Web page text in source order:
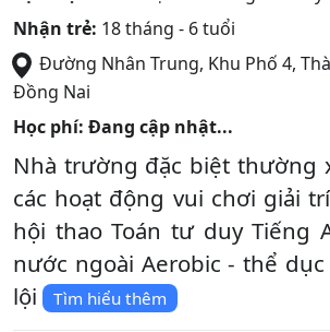
Nhận trẻ: 18 tháng - 6 tuổi
Đường Nhân Trung, Khu Phố 4,
Đồng Nai
Học phí: Đang cập nhật...
Nhà trường đặc biệt thường
các hoạt động vui chơi giải
hội thao Toán tư duy Tiếng
nước ngoài Aerobic - thể
lội
Tìm hiểu thêm